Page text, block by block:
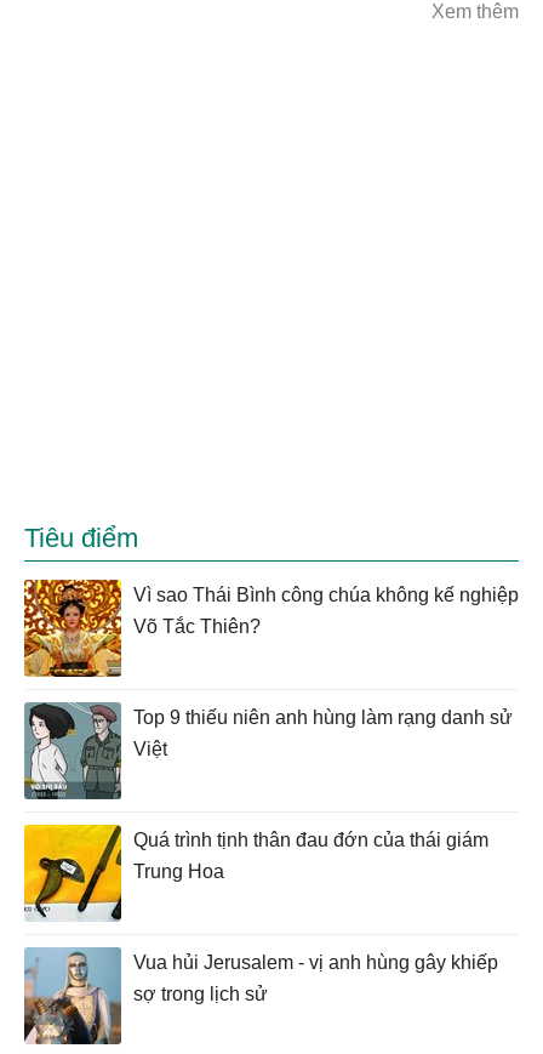
Xem thêm
Tiêu điểm
Vì sao Thái Bình công chúa không kế nghiệp
Võ Tắc Thiên?
Top 9 thiếu niên anh hùng làm rạng danh sử
Việt
Quá trình tịnh thân đau đớn của thái giám
Trung Hoa
Vua hủi Jerusalem - vị anh hùng gây khiếp
sợ trong lịch sử